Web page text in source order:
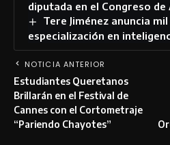
diputada en el Congreso de
Tere Jiménez anuncia
especialización en
NOTICIA ANTERIOR
Estudiantes Queretanos
Brillarán en el Festival de
Cannes con el Cortometraje
“Pariendo Chayotes”